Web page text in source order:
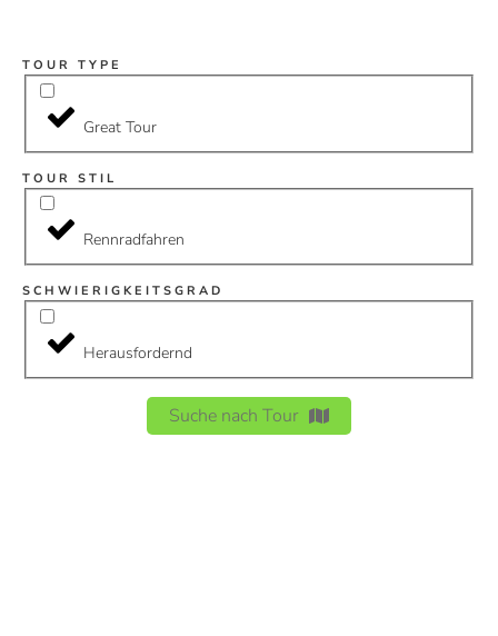
TOUR TYPE
Great Tour
TOUR STIL
Rennradfahren
SCHWIERIGKEITSGRAD
Herausfordernd
Suche nach Tour